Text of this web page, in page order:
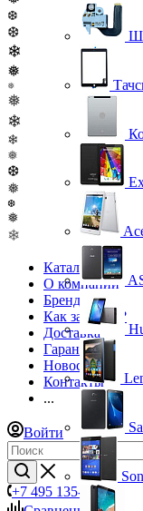
❆
❆
❄
❅
❅
❅
❄
❄
❅
❆
❅
❆
❅
❄
Каталог
О компании
Бренды
Как заказать?
Доставка
Гарантия
Новости
Контакты
...
Войти
+7 495 135-39-43